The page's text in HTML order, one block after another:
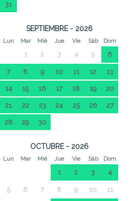
31
SEPTIEMBRE - 2026
Lun Mar Mié Jue Vie Sáb Dom
1 2 3 4 5 6
7 8 9 10 11 12 13
14 15 16 17 18 19 20
21 22 23 24 25 26 27
28 29 30
OCTUBRE - 2026
Lun Mar Mié Jue Vie Sáb Dom
1 2 3 4
5 6 7 8 9 10 11